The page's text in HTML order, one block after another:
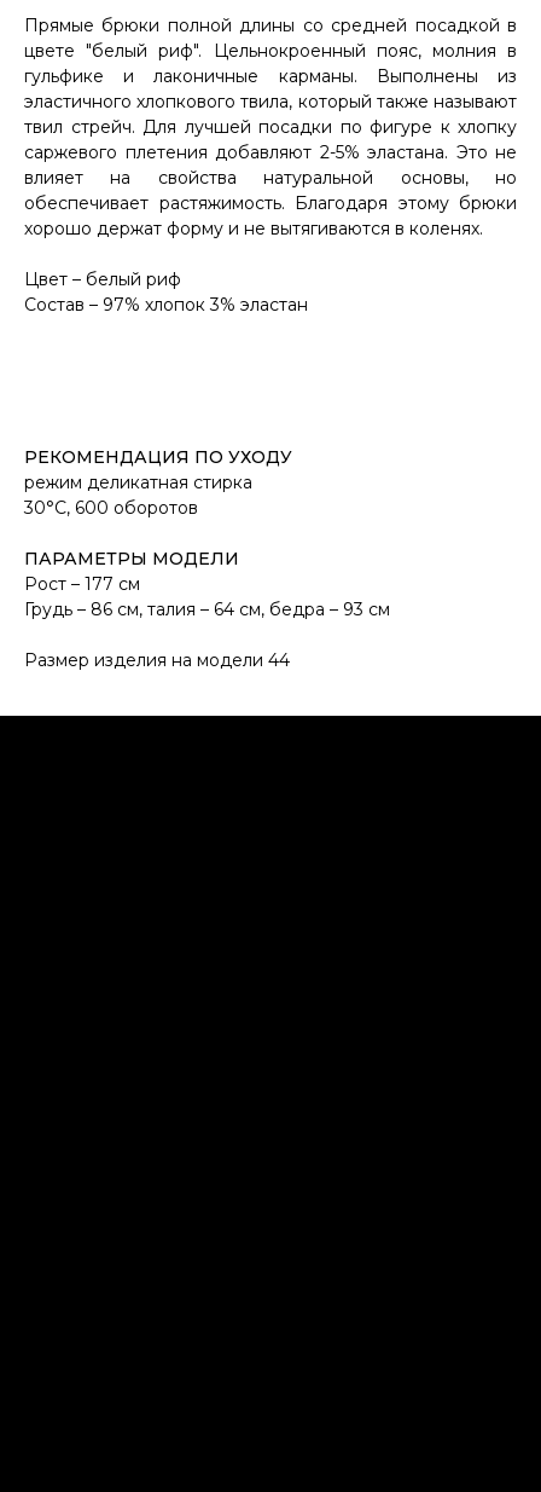
Прямые брюки полной длины со средней посадкой в
цвете "белый риф". Цельнокроенный пояс, молния в
гульфике и лаконичные карманы. Выполнены из
эластичного хлопкового твила, который также называют
твил стрейч. Для лучшей посадки по фигуре к хлопку
саржевого плетения добавляют 2-5% эластана. Это не
влияет на свойства натуральной основы, но
обеспечивает растяжимость. Благодаря этому брюки
хорошо держат форму и не вытягиваются в коленях.
Цвет – белый риф
Состав – 97% хлопок 3% эластан
РЕКОМЕНДАЦИЯ ПО УХОДУ
режим деликатная стирка
30°С, 600 оборотов
ПАРАМЕТРЫ МОДЕЛИ
Рост – 177 см
Грудь – 86 см, талия – 64 см, бедра – 93 см
Размер изделия на модели 44